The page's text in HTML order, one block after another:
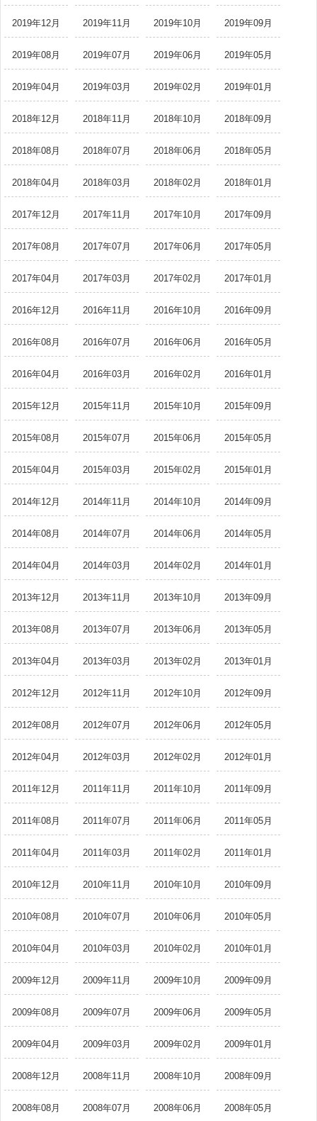
2019年12月 2019年11月 2019年10月 2019年09月
2019年08月 2019年07月 2019年06月 2019年05月
2019年04月 2019年03月 2019年02月 2019年01月
2018年12月 2018年11月 2018年10月 2018年09月
2018年08月 2018年07月 2018年06月 2018年05月
2018年04月 2018年03月 2018年02月 2018年01月
2017年12月 2017年11月 2017年10月 2017年09月
2017年08月 2017年07月 2017年06月 2017年05月
2017年04月 2017年03月 2017年02月 2017年01月
2016年12月 2016年11月 2016年10月 2016年09月
2016年08月 2016年07月 2016年06月 2016年05月
2016年04月 2016年03月 2016年02月 2016年01月
2015年12月 2015年11月 2015年10月 2015年09月
2015年08月 2015年07月 2015年06月 2015年05月
2015年04月 2015年03月 2015年02月 2015年01月
2014年12月 2014年11月 2014年10月 2014年09月
2014年08月 2014年07月 2014年06月 2014年05月
2014年04月 2014年03月 2014年02月 2014年01月
2013年12月 2013年11月 2013年10月 2013年09月
2013年08月 2013年07月 2013年06月 2013年05月
2013年04月 2013年03月 2013年02月 2013年01月
2012年12月 2012年11月 2012年10月 2012年09月
2012年08月 2012年07月 2012年06月 2012年05月
2012年04月 2012年03月 2012年02月 2012年01月
2011年12月 2011年11月 2011年10月 2011年09月
2011年08月 2011年07月 2011年06月 2011年05月
2011年04月 2011年03月 2011年02月 2011年01月
2010年12月 2010年11月 2010年10月 2010年09月
2010年08月 2010年07月 2010年06月 2010年05月
2010年04月 2010年03月 2010年02月 2010年01月
2009年12月 2009年11月 2009年10月 2009年09月
2009年08月 2009年07月 2009年06月 2009年05月
2009年04月 2009年03月 2009年02月 2009年01月
2008年12月 2008年11月 2008年10月 2008年09月
2008年08月 2008年07月 2008年06月 2008年05月